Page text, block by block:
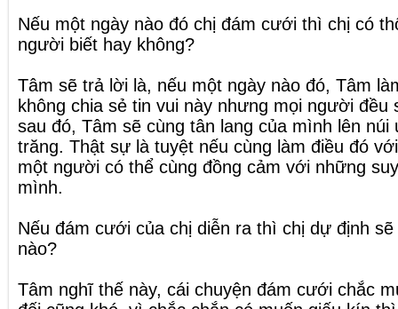
Nếu một ngày nào đó chị đám cưới thì chị có
người biết hay không?
Tâm sẽ trả lời là, nếu một ngày nào đó, Tâm
không chia sẻ tin vui này nhưng mọi người đều
sau đó, Tâm sẽ cùng tân lang của mình lên
trăng. Thật sự là tuyệt nếu cùng làm điều đó
một người có thể cùng đồng cảm với những
mình.
Nếu đám cưới của chị diễn ra thì chị dự định
nào?
Tâm nghĩ thế này, cái chuyện đám cưới chắc